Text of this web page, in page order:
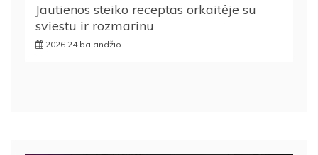
Jautienos steiko receptas orkaitėje su
sviestu ir rozmarinu
2026 24 balandžio